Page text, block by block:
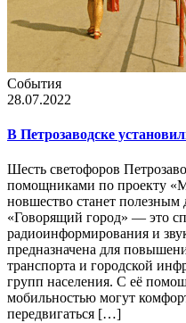
События
28.07.2022
В Петрозаводске
Шесть светофоров
помощниками по проекту
новшество станет
«Говорящий город» — это
радиоинформирования и
предназначена для
транспорта и городской
групп населения. С её
мобильностью могут
передвигаться […]